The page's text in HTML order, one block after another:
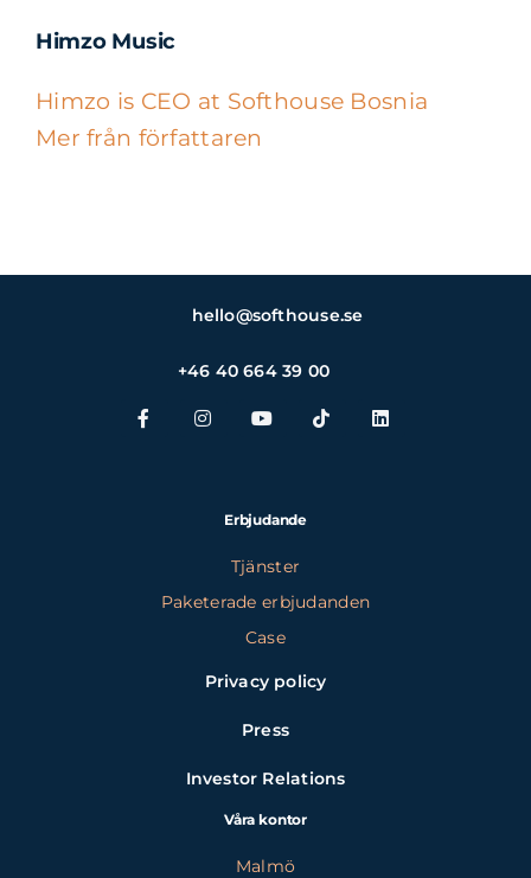
Himzo Music
Himzo is CEO at Softhouse Bosnia
Mer från författaren
hello@softhouse.se
+46 40 664 39 00
Erbjudande
Tjänster
Paketerade erbjudanden
Case
Privacy policy
Press
Investor Relations
Våra kontor
Malmö